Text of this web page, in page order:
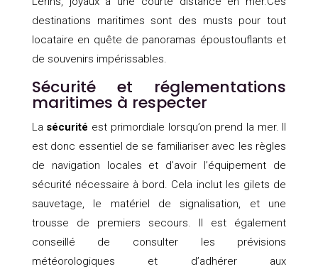
destinations maritimes sont des musts pour tout
locataire en quête de panoramas époustouflants et
de souvenirs impérissables.
Sécurité et réglementations
maritimes à respecter
La sécurité est primordiale lorsqu’on prend la mer. Il
est donc essentiel de se familiariser avec les règles
de navigation locales et d’avoir l’équipement de
sécurité nécessaire à bord. Cela inclut les gilets de
sauvetage, le matériel de signalisation, et une
trousse de premiers secours. Il est également
conseillé de consulter les prévisions
météorologiques et d’adhérer aux